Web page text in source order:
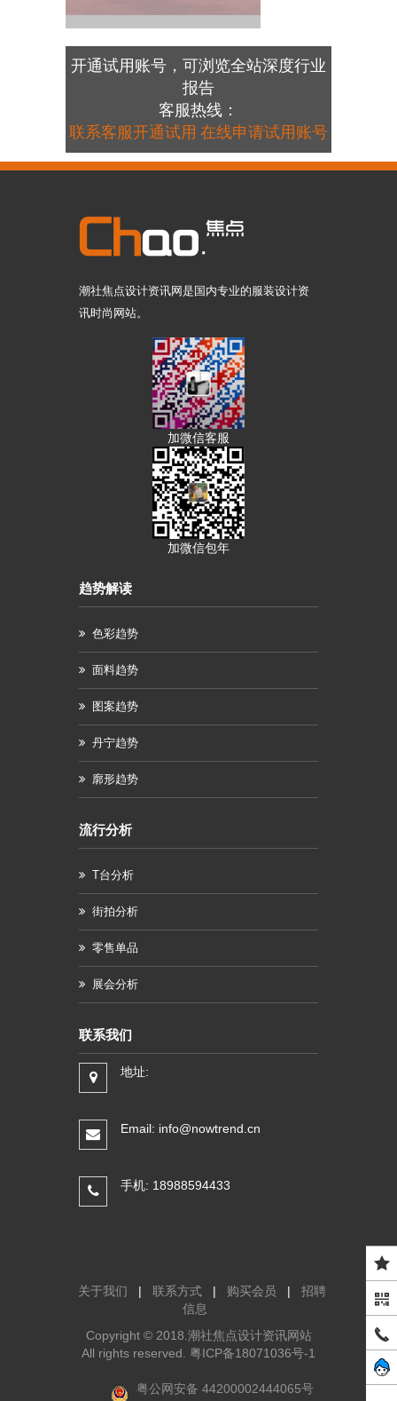
开通试用账号，可浏览全站深度行业
报告
客服热线：
联系客服开通试用 在线申请试用账号
潮社焦点设计资讯网是国内专业的服装设计资
讯时尚网站。
加微信客服
加微信包年
趋势解读
色彩趋势
面料趋势
图案趋势
丹宁趋势
廓形趋势
流行分析
T台分析
街拍分析
零售单品
展会分析
联系我们
地址:
Email: info@nowtrend.cn
手机: 18988594433
关于我们 | 联系方式 | 购买会员 |
招聘
信息
Copyright © 2018.潮社焦点设计资讯网站
All rights reserved. 粤ICP备18071036号-1
粤公网安备 44200002444065号